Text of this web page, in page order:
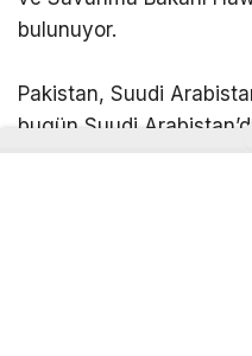
bulunuyor.
Pakistan, Suudi
bugün Suudi
ortak bir savunma